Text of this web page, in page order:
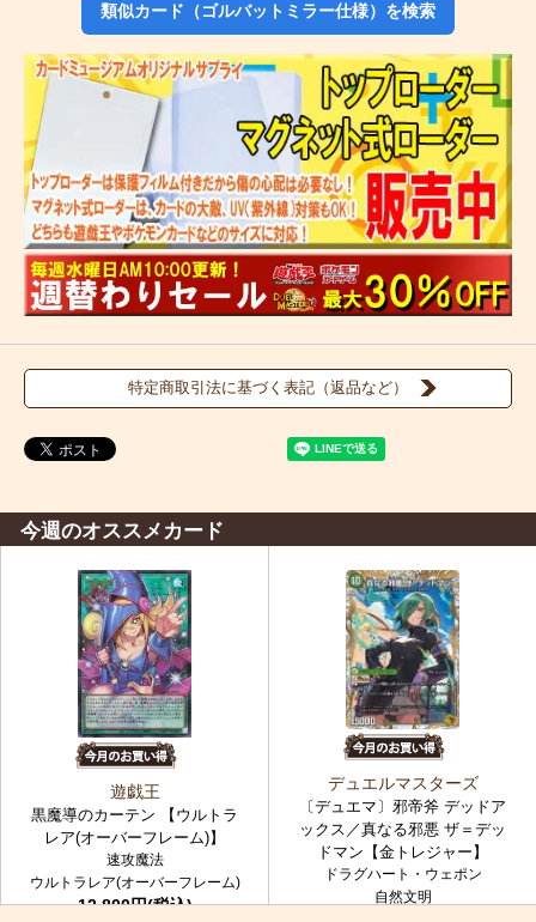
類似カード（ゴルバットミラー仕様）を検索
特定商取引法に基づく表記（返品など）
今週のオススメカード
遊戯王
黒魔導のカーテン 【ウルトラ
レア(オーバーフレーム)】
速攻魔法
ウルトラレア(オーバーフレーム)
12,800円(税込)
デュエルマスターズ
〔デュエマ〕邪帝斧 デッドア
ックス／真なる邪悪 ザ＝デッ
ドマン【金トレジャー】
ドラグハート・ウェポン
自然文明